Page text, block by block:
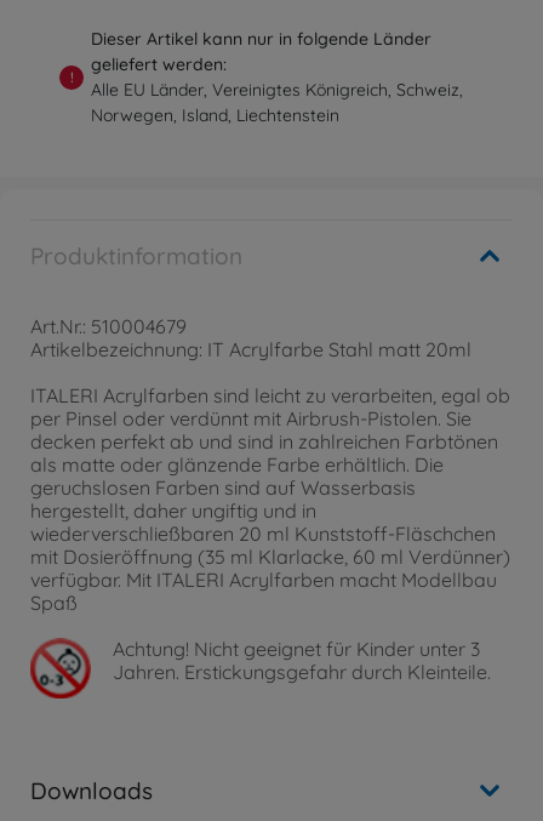
!
Dieser Artikel kann nur in folgende Länder
geliefert werden:
Alle EU Länder, Vereinigtes Königreich, Schweiz,
Norwegen, Island, Liechtenstein
Produktinformation
Art.Nr.: 510004679
Artikelbezeichnung: IT Acrylfarbe Stahl matt 20ml
ITALERI Acrylfarben sind leicht zu verarbeiten, egal ob
per Pinsel oder verdünnt mit Airbrush-Pistolen. Sie
decken perfekt ab und sind in zahlreichen Farbtönen
als matte oder glänzende Farbe erhältlich. Die
geruchslosen Farben sind auf Wasserbasis
hergestellt, daher ungiftig und in
wiederverschließbaren 20 ml Kunststoff-Fläschchen
mit Dosieröffnung (35 ml Klarlacke, 60 ml Verdünner)
verfügbar. Mit ITALERI Acrylfarben macht Modellbau
Spaß
Achtung! Nicht geeignet für Kinder unter 3
Jahren. Erstickungsgefahr durch Kleinteile.
Downloads